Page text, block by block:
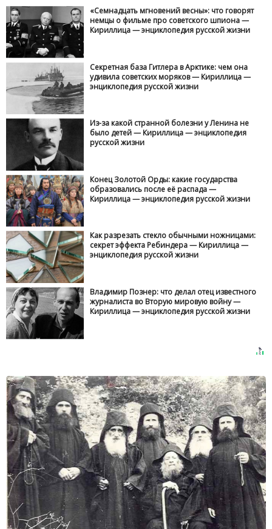
«Семнадцать мгновений весны»: что говорят
немцы о фильме про советского шпиона —
Кириллица — энциклопедия русской жизни
Секретная база Гитлера в Арктике: чем она
удивила советских моряков — Кириллица —
энциклопедия русской жизни
Из-за какой странной болезни у Ленина не
было детей — Кириллица — энциклопедия
русской жизни
Конец Золотой Орды: какие государства
образовались после её распада —
Кириллица — энциклопедия русской жизни
Как разрезать стекло обычными ножницами:
секрет эффекта Ребиндера — Кириллица —
энциклопедия русской жизни
Владимир Познер: что делал отец известного
журналиста во Вторую мировую войну —
Кириллица — энциклопедия русской жизни